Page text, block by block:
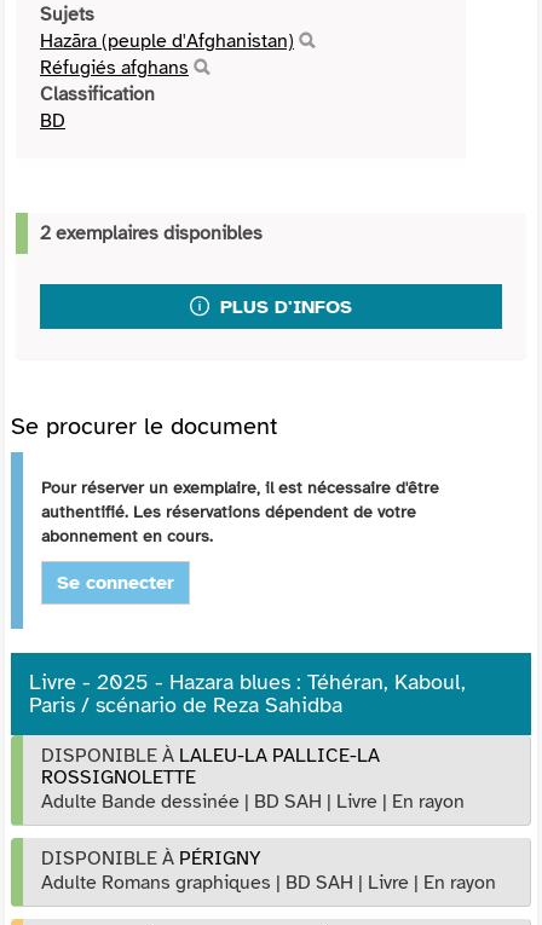
Sujets
Hazāra (peuple d'Afghanistan)
Réfugiés afghans
Classification
BD
2 exemplaires disponibles
PLUS D'INFOS
Se procurer le document
Pour réserver un exemplaire, il est nécessaire d'être
authentifié. Les réservations dépendent de votre
abonnement en cours.
Se connecter
Livre - 2025 - Hazara blues : Téhéran, Kaboul,
Paris / scénario de Reza Sahidba
DISPONIBLE À LALEU-LA PALLICE-LA
ROSSIGNOLETTE
Adulte Bande dessinée | BD SAH | Livre | En rayon
DISPONIBLE À PÉRIGNY
Adulte Romans graphiques | BD SAH | Livre | En rayon